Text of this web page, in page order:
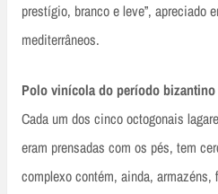
prestígio, branco e leve”, apreciado
mediterrâneos.
Polo vinícola do período bizantino
Cada um dos cinco octogonais
eram prensadas com os pés, tem
complexo contém, ainda, armazéns,